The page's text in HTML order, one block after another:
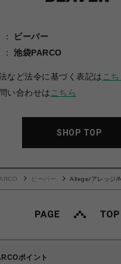
ビーバー
池袋PARCO
など法令に基づく表記は こち
い合わせは こちら
SHOP TOP
ビーバー Allege/アレッジ/
ポイント